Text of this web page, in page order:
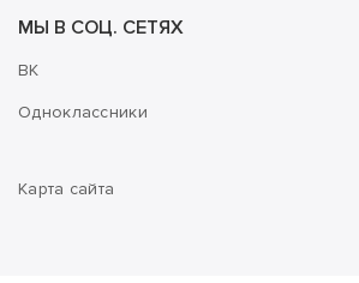
МЫ В СОЦ. СЕТЯХ
ВК
Одноклассники
Карта сайта